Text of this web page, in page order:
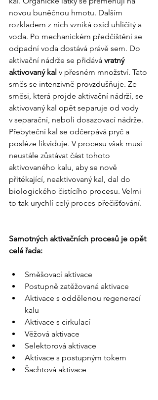
novou buněčnou hmotu. Dalším
rozkladem z nich vzniká oxid uhličitý a
voda. Po mechanickém předčištění se
odpadní voda dostává právě sem. Do
aktivační nádrže se přidává vratný
aktivovaný kal v přesném množství. Tato
směs se intenzivně provzdušňuje. Ze
směsi, která projde aktivační nádrží, se
aktivovaný kal opět separuje od vody
v separační, neboli dosazovací nádrže.
Přebyteční kal se odčerpává pryč a
posléze likviduje. V procesu však musí
neustále zůstávat část tohoto
aktivovaného kalu, aby se nově
přitékající, neaktivovaný kal, dal do
biologického čistícího procesu. Velmi
to tak urychlí celý proces přečišťování.
Samotných aktivačních procesů je opět
celá řada:
Směšovací aktivace
Postupně zatěžovaná aktivace
Aktivace s oddělenou regenerací
kalu
Aktivace s cirkulací
Věžová aktivace
Selektorová aktivace
Aktivace s postupným tokem
Šachtová aktivace